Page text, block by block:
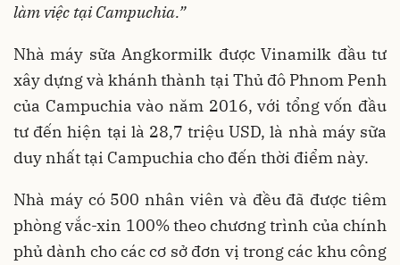
làm việc tại Campuchia.”
Nhà máy sữa Angkormilk được Vinamilk đầu tư
xây dựng và khánh thành tại Thủ đô Phnom Penh
của Campuchia vào năm 2016, với tổng vốn đầu
tư đến hiện tại là 28,7 triệu USD, là nhà máy sữa
duy nhất tại Campuchia cho đến thời điểm này.
Nhà máy có 500 nhân viên và đều đã được tiêm
phòng vắc-xin 100% theo chương trình của chính
phủ dành cho các cơ sở đơn vị trong các khu công